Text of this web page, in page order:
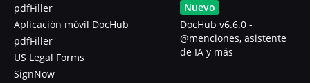
pdfFiller
Aplicación móvil DocHub
pdfFiller
US Legal Forms
SignNow
Nuevo
DocHub v6.6.0 -
@menciones, asistente
de IA y más